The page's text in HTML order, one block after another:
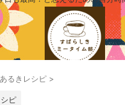
るきレシピ >
ピ